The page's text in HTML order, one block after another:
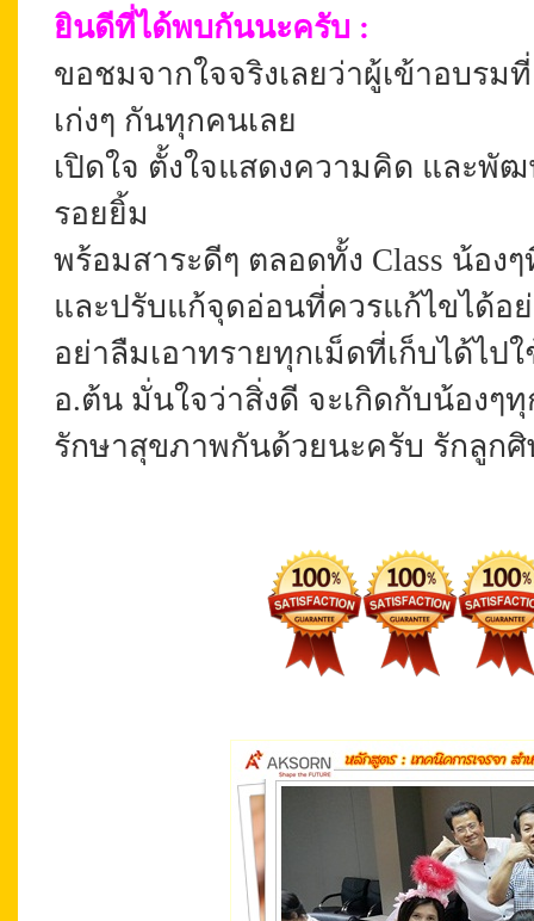
ยินดีที่ได้พบกันนะครับ :
ขอชมจากใจจริงเลยว่าผู้เข้าอบรม
เก่งๆ กันทุกคนเลย
เปิดใจ ตั้งใจแสดงความคิด และ
รอยยิ้ม
พร้อมสาระดีๆ ตลอดทั้ง Class น้อง
และปรับแก้จุดอ่อนที่ควรแก้ไขได้อย่
อย่าลืมเอาทรายทุกเม็ดที่เก็บได้ไ
อ.ต้น มั่นใจว่าสิ่งดี จะเกิดกับน้อง
รักษาสุขภาพกันด้วยนะครับ รักลูก